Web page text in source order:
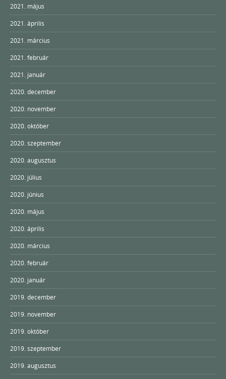
2021. május
2021. április
2021. március
2021. február
2021. január
2020. december
2020. november
2020. október
2020. szeptember
2020. augusztus
2020. július
2020. június
2020. május
2020. április
2020. március
2020. február
2020. január
2019. december
2019. november
2019. október
2019. szeptember
2019. augusztus